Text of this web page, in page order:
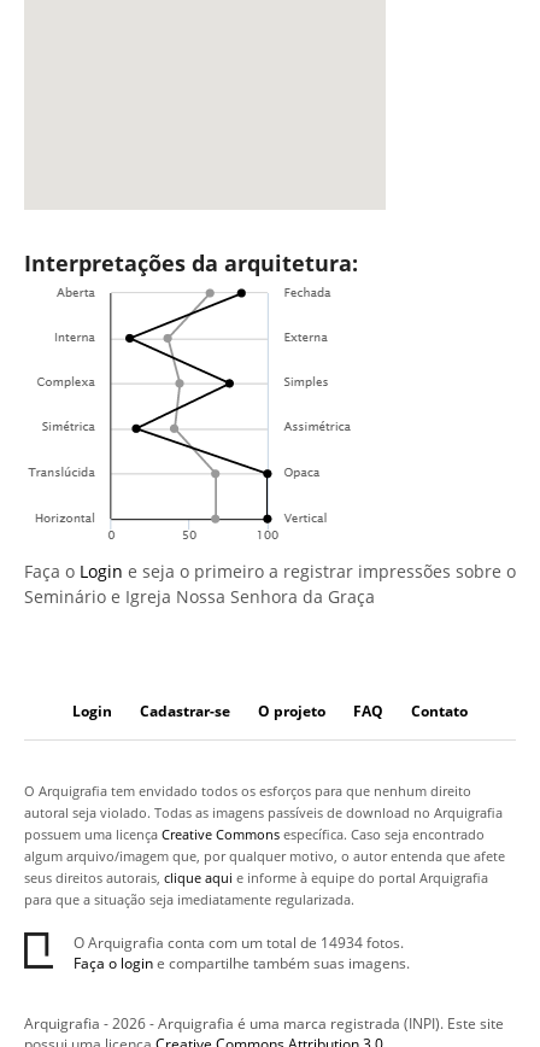
Interpretações da arquitetura:
Faça o Login e seja o primeiro a registrar impressões sobre o
Seminário e Igreja Nossa Senhora da Graça
Login Cadastrar-se O projeto FAQ Contato
O Arquigrafia tem envidado todos os esforços para que nenhum direito
autoral seja violado. Todas as imagens passíveis de download no Arquigrafia
possuem uma licença Creative Commons específica. Caso seja encontrado
algum arquivo/imagem que, por qualquer motivo, o autor entenda que afete
seus direitos autorais, clique aqui e informe à equipe do portal Arquigrafia
para que a situação seja imediatamente regularizada.
O Arquigrafia conta com um total de 14934 fotos.
Faça o logine compartilhe também suas imagens.
Arquigrafia - 2026 - Arquigrafia é uma marca registrada (INPI). Este site
possui uma licença Creative Commons Attribution 3.0